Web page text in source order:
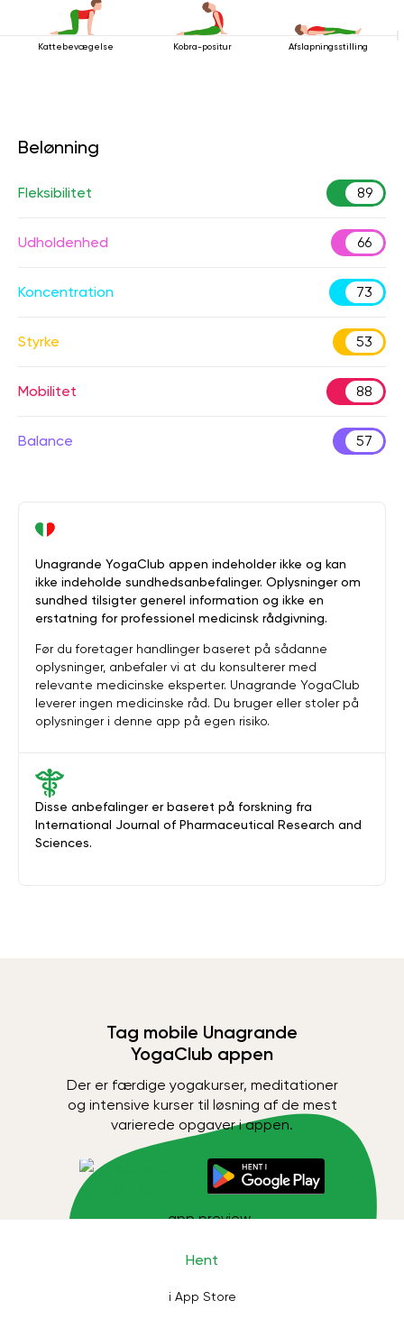
Kattebevægelse Kobra-positur Afslapningsstilling
Belønning
Fleksibilitet 89
Udholdenhed 66
Koncentration 73
Styrke 53
Mobilitet 88
Balance 57
Disse anbefalinger er baseret på forskning fra
International Journal of Pharmaceutical Research and
Sciences.
Unagrande YogaClub appen indeholder ikke og kan
ikke indeholde sundhedsanbefalinger. Oplysninger om
sundhed tilsigter generel information og ikke en
erstatning for professionel medicinsk rådgivning.
Før du foretager handlinger baseret på sådanne
oplysninger, anbefaler vi at du konsulterer med
relevante medicinske eksperter. Unagrande YogaClub
leverer ingen medicinske råd. Du bruger eller stoler på
oplysninger i denne app på egen risiko.
Tag mobile Unagrande
YogaClub appen
Der er færdige yogakurser, meditationer
og intensive kurser til løsning af de mest
varierede opgaver i appen.
Hent
i App Store